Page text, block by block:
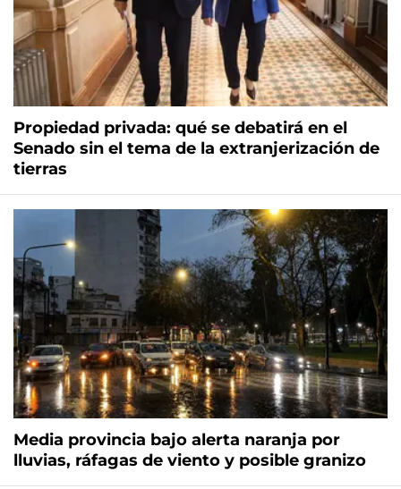
Propiedad privada: qué se debatirá en el
Senado sin el tema de la extranjerización de
tierras
Media provincia bajo alerta naranja por
lluvias, ráfagas de viento y posible granizo